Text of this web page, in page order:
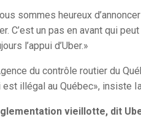
sommes heureux
C’est un pas en avant qui
l’appui d’Uber.»
du contrôle routier du
est illégal au Québec», insiste
vieillotte, dit